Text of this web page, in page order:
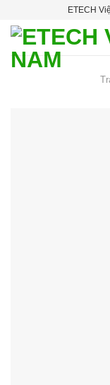
content
ETECH